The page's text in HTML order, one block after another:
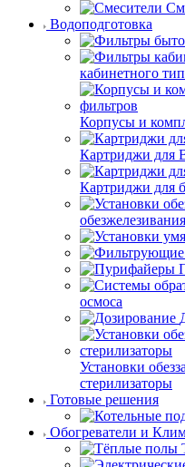
Водоподготовка
кабинетного
Корпусы и
Картриджи для
Картриджи для
обезжелезивания
осмоса
Установки
стерилизаторы
Готовые решения
Обогреватели и